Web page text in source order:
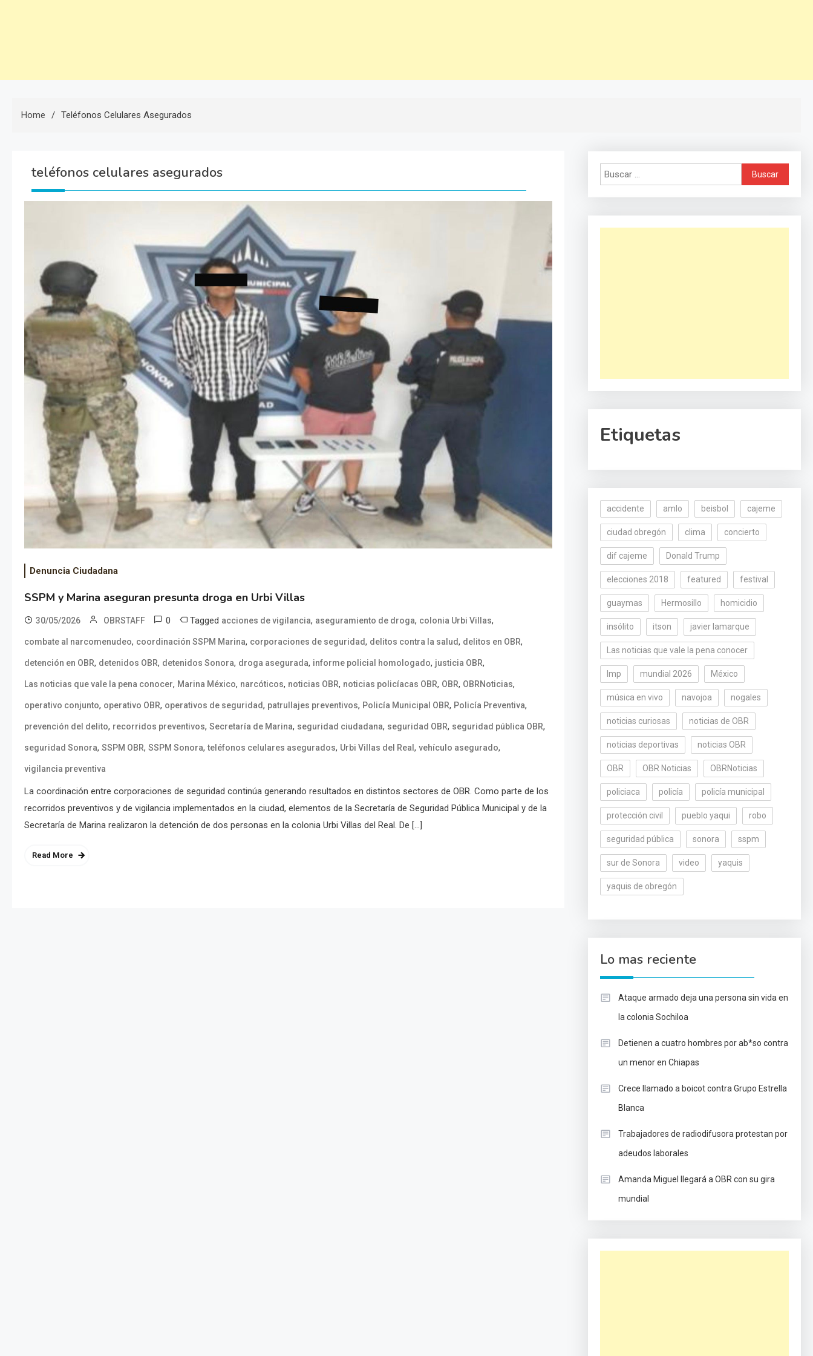
Home Teléfonos Celulares Asegurados
teléfonos celulares asegurados
Denuncia Ciudadana
SSPM y Marina aseguran presunta droga en Urbi Villas
30/05/2026 OBRSTAFF 0 Tagged acciones de vigilancia, aseguramiento de droga, colonia Urbi Villas,
combate al narcomenudeo, coordinación SSPM Marina, corporaciones de seguridad, delitos contra la salud, delitos en OBR,
detención en OBR, detenidos OBR, detenidos Sonora, droga asegurada, informe policial homologado, justicia OBR,
Las noticias que vale la pena conocer, Marina México, narcóticos, noticias OBR, noticias policíacas OBR, OBR, OBRNoticias,
operativo conjunto, operativo OBR, operativos de seguridad, patrullajes preventivos, Policía Municipal OBR, Policía Preventiva,
prevención del delito, recorridos preventivos, Secretaría de Marina, seguridad ciudadana, seguridad OBR, seguridad pública OBR,
seguridad Sonora, SSPM OBR, SSPM Sonora,teléfonos celulares asegurados, Urbi Villas del Real , vehículo asegurado,
vigilancia preventiva
La coordinación entre corporaciones de seguridad continúa generando resultados en distintos sectores de OBR. Como parte de los
recorridos preventivos y de vigilancia implementados en la ciudad, elementos de la Secretaría de Seguridad Pública Municipal y de la
Secretaría de Marina realizaron la detención de dos personas en la colonia Urbi Villas del Real. De […]
Read More
Buscar:
Etiquetas
accidente amlo beisbol cajeme
ciudad obregón clima concierto
dif cajeme Donald Trump
elecciones 2018 featured festival
guaymas Hermosillo homicidio
insólito itson javier lamarque
Las noticias que vale la pena conocer
lmp mundial 2026 México
música en vivo navojoa nogales
noticias curiosas noticias de OBR
noticias deportivas noticias OBR
OBR OBR Noticias OBRNoticias
policiaca policía policía municipal
protección civil pueblo yaqui robo
seguridad pública sonora sspm
sur de Sonora video yaquis
yaquis de obregón
Lo mas reciente
Ataque armado deja una persona sin vida en
la colonia Sochiloa
Detienen a cuatro hombres por ab*so contra
un menor en Chiapas
Crece llamado a boicot contra Grupo Estrella
Blanca
Trabajadores de radiodifusora protestan por
adeudos laborales
Amanda Miguel llegará a OBR con su gira
mundial